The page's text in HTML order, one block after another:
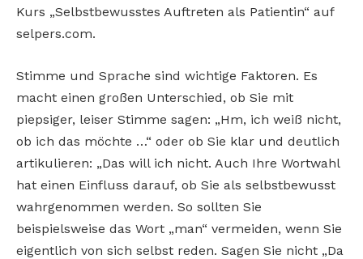
Kurs „Selbstbewusstes Auftreten als Patientin“ auf
selpers.com.
Stimme und Sprache sind wichtige Faktoren. Es
macht einen großen Unterschied, ob Sie mit
piepsiger, leiser Stimme sagen: „Hm, ich weiß nicht,
ob ich das möchte …“ oder ob Sie klar und deutlich
artikulieren: „Das will ich nicht. Auch Ihre Wortwahl
hat einen Einfluss darauf, ob Sie als selbstbewusst
wahrgenommen werden. So sollten Sie
beispielsweise das Wort „man“ vermeiden, wenn Sie
eigentlich von sich selbst reden. Sagen Sie nicht „Da